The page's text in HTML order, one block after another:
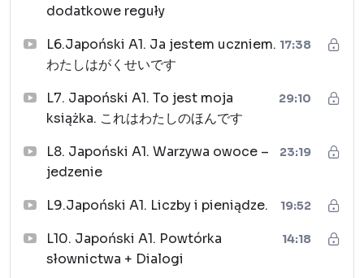
obowiązkach. Nauczysz się też, jak prosić o pomoc
w razie potrzeby, np. w sytuacjach związanych ze
zdrowiem.
zrozumieniem proste teksty i samodzielnie
tworzyć nieskomplikowane wypowiedzi. Z
planach, przeszłych podróżach i zamierzeniach na
przyszłość!
dodatkowe reguły
L6.Japoński A1. Ja jestem uczniem.
わたしはがくせいです
17:38
L7. Japoński A1. To jest moja
książka. これはわたしのほんです
29:10
L8. Japoński A1. Warzywa owoce –
jedzenie
23:19
L9.Japoński A1. Liczby i pieniądze. 19:52
L10. Japoński A1. Powtórka
słownictwa + Dialogi
14:18